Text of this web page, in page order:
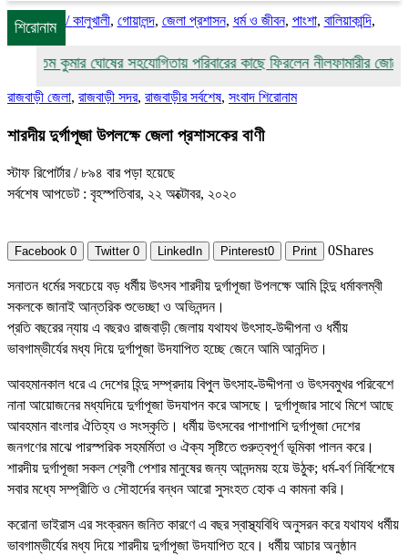
শিরোনাম
কুমার ঘোষের সহযোগিতায় পরিবারের কাছে ফিরলেন নীলফামারীর জোবেদা
/কালুখালী, গোয়ালন্দ, জেলা প্রশাসন, ধর্ম ও জীবন, পাংশা, বালিয়াকান্দি,
রাজবাড়ী জেলা, রাজবাড়ী সদর, রাজবাড়ীর সর্বশেষ, সংবাদ শিরোনাম
শারদীয় দুর্গাপূজা উপলক্ষে জেলা প্রশাসকের বাণী
স্টাফ রিপোর্টার/ ৮৯৪ বার পড়া হয়েছে
সর্বশেষ আপডেট : বৃহস্পতিবার, ২২ অক্টোবর, ২০২০
Facebook 0 Twitter 0 LinkedIn Pinterest0 Print 0Shares
সনাতন ধর্মের সবচেয়ে বড় ধর্মীয় উৎসব শারদীয় দুর্গাপূজা উপলক্ষে আমি হিন্দু ধর্মাবলম্বী
সকলকে জানাই আন্তরিক শুভেচ্ছা ও অভিনন্দন।
প্রতি বছরের ন্যায় এ বছরও রাজবাড়ী জেলায় যথাযথ উৎসাহ-উদ্দীপনা ও ধর্মীয়
ভাবগাম্ভীর্যের মধ্য দিয়ে দুর্গাপূজা উদযাপিত হচ্ছে জেনে আমি আনন্দিত।
আবহমানকাল ধরে এ দেশের হিন্দু সম্প্রদায় বিপুল উৎসাহ-উদ্দীপনা ও উৎসবমুখর পরিবেশে
নানা আয়ােজনের মধ্যদিয়ে দুর্গাপূজা উদযাপন করে আসছে। দুর্গাপূজার সাথে মিশে আছে
আবহমান বাংলার ঐতিহ্য ও সংস্কৃতি। ধর্মীয় উৎসবের পাশাপাশি দুর্গাপূজা দেশের
জনগণের মাঝে পারস্পরিক সহমর্মিতা ও ঐক্য সৃষ্টিতে গুরুত্বপূর্ণ ভূমিকা পালন করে।
শারদীয় দুর্গাপূজা সকল শ্রেণী পেশার মানুষের জন্য আনন্দময় হয়ে উঠুক; ধর্ম-বর্ণ নির্বিশেষে
সবার মধ্যে সম্প্রীতি ও সৌহার্দের বন্ধন আরাে সুসংহত হােক এ কামনা করি।
করােনা ভাইরাস এর সংক্রমন জনিত কারণে এ বছর স্বাস্থ্যবিধি অনুসরন করে যথাযথ ধর্মীয়
ভাবগাম্ভীর্যের মধ্য দিয়ে শারদীয় দুর্গাপূজা উদযাপিত হবে। ধর্মীয় আচার অনুষ্ঠান